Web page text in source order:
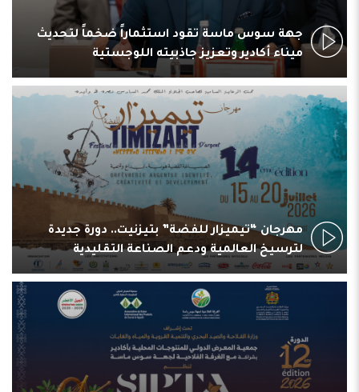
جهة سوس ماسة تقود استثماراً ضخماً لتحديث
ميناء أكادير وتعزيز جاذبيته اللوجستية
مهرجان “تيميزار للفضة” بتيزنيت.. دورة جديدة
لترسيخ العالمية ودعم الصناعة التقليدية